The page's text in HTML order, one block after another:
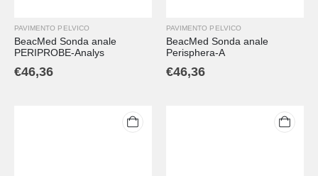
PAVIMENTO PELVICO
BeacMed Sonda anale
PERIPROBE-Analys
€46,36
PAVIMENTO PELVICO
BeacMed Sonda anale
Perisphera-A
€46,36